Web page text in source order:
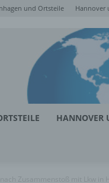
und Ortsteile Hannover
HANNOVER